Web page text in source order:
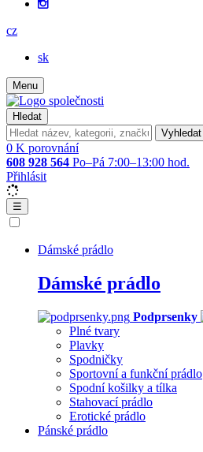
cz
sk
Menu
Hledat
Vyhledat
0 K porovnání
608 928 564 Po–Pá 7:00–13:00 hod.
Přihlásit
☰
Dámské prádlo
Dámské prádlo
Podprsenky
Plné tvary
Plavky
Spodničky
Sportovní a funkční prádlo
Spodní košilky a tílka
Stahovací prádlo
Erotické prádlo
Pánské prádlo